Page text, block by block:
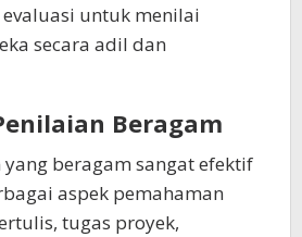
untuk menilai
secara adil dan
Beragam
beragam sangat efektif
aspek pemahaman
tugas proyek,